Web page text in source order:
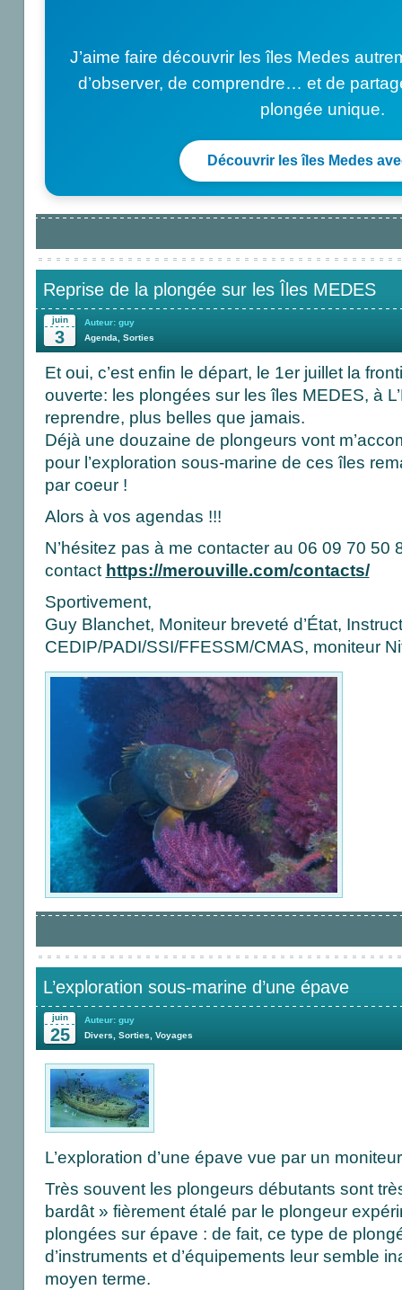
J’aime faire découvrir les îles Medes
d’observer, de comprendre… et de
plongée unique.
Découvrir les îles Medes
Reprise de la plongée sur les Îles MEDES
juin
3
Auteur: guy
Agenda
Sorties
Et oui, c’est enfin le départ, le 1er juillet la
ouverte: les plongées sur les îles MEDES, à
reprendre, plus belles que jamais.
Déjà une douzaine de plongeurs vont
pour l’exploration sous-marine de ces îles
par coeur !
Alors à vos agendas !!!
N’hésitez pas à me contacter au 06 09 70 50
contact https://merouville.com/contacts/
Sportivement,
Guy Blanchet, Moniteur breveté d’État,
CEDIP/PADI/SSI/FFESSM/CMAS, moniteur
L’exploration sous-marine d’une épave
juin
25
Auteur: guy
Divers
Sorties Voyages
L’exploration d’une épave vue par un
Très souvent les plongeurs débutants sont
bardât » fièrement étalé par le plongeur
plongées sur épave : de fait, ce type de
d’instruments et d’équipements leur semble
moyen terme.